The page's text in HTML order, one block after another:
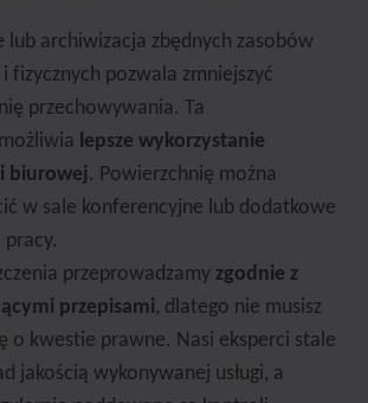
lub archiwizacja zbędnych zasobów
fizycznych pozwala zmniejszyć
przechowywania. Ta
lepsze wykorzystanie
biurowej. Powierzchnię można
w sale konferencyjne lub dodatkowe
pracy.
przeprowadzamy zgodnie z
przepisami, dlatego nie musisz
o kwestie prawne. Nasi eksperci stale
jakością wykonywanej usługi, a